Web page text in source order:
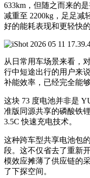
633km，但随之而来的
减重至 2200kg，足足减
好的能耗表现和更轻快
从日常用车场景来看，
行中短途出行的用户来
补能效率，已经完全能
这块 73 度电池并非是
准版同源共享的磷酸铁
3.5C 快速充电技术。
这种跨车型共享电池包
段。这不仅省去了重新
模效应摊薄了供应链的
了下探空间。